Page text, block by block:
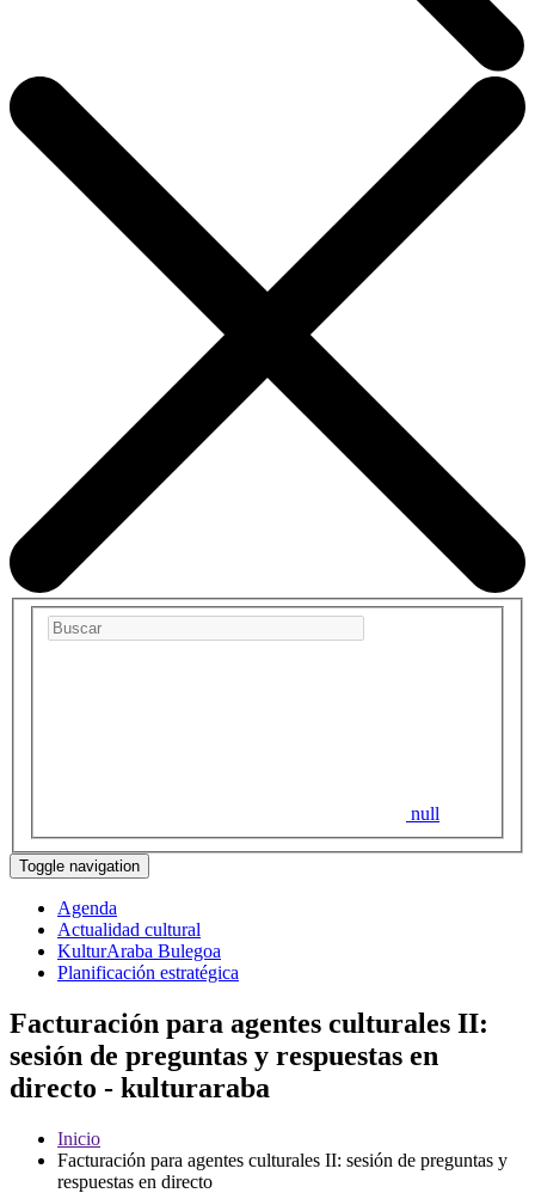
null
Toggle navigation
Agenda
Actualidad cultural
KulturAraba Bulegoa
Planificación estratégica
Facturación para agentes culturales II:
sesión de preguntas y respuestas en
directo - kulturaraba
Inicio
Facturación para agentes culturales II: sesión de preguntas y
respuestas en directo